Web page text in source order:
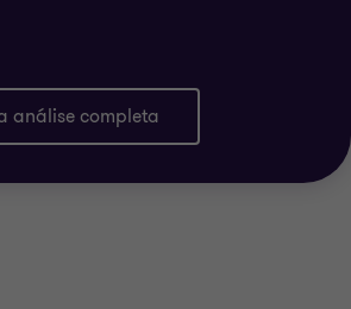
análise completa